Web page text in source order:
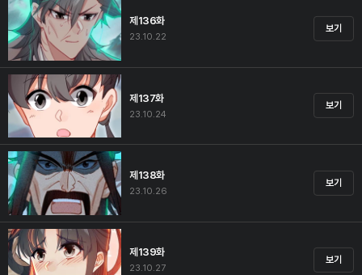
제136화
23.10.22
보기
제137화
23.10.24
보기
제138화
23.10.26
보기
제139화
23.10.27
보기